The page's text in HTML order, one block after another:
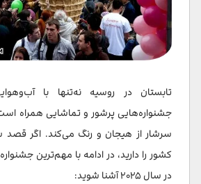
تابستان در روسیه نه‌تنها با
جشنواره‌هایی پرشور و تماشایی همراه
سرشار از هیجان و رنگ می‌کند. اگر قصد
کشور را دارید، در ادامه با مهم‌ترین
در سال ۲۰۲۵ آشنا شوید: